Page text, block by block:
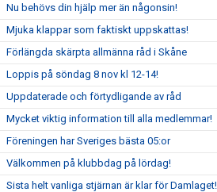
Nu behövs din hjälp mer än någonsin!
Mjuka klappar som faktiskt uppskattas!
Förlängda skärpta allmänna råd i Skåne
Loppis på söndag 8 nov kl 12-14!
Uppdaterade och förtydligande av råd
Mycket viktig information till alla medlemmar!
Föreningen har Sveriges bästa 05:or
Välkommen på klubbdag på lördag!
Sista helt vanliga stjärnan är klar för Damlaget!